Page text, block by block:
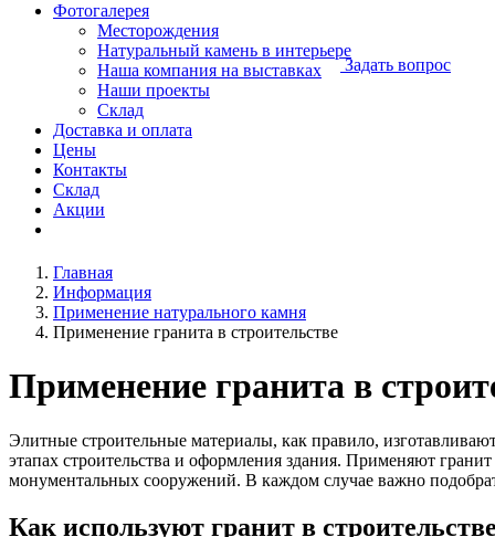
Фотогалерея
Месторождения
Натуральный камень в интерьере
Наша компания на выставках
Наши проекты
Склад
Доставка и оплата
Цены
Контакты
Склад
Акции
Задать вопрос
Главная
Информация
Применение натурального камня
Применение гранита в строительстве
Применение гранита в
Элитные строительные материалы, как правило,
этапах строительства и оформления здания. Применяют
монументальных сооружений. В каждом случае важно
Как используют гранит в